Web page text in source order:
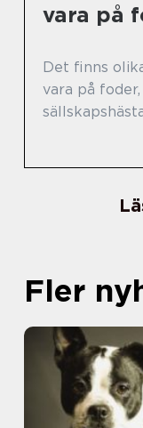
vara på
Det finns
vara på
Fler